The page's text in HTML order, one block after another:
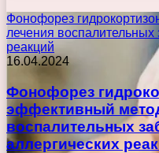
Фонофорез
лечения воспалительных
реакций
16.04.2024
Фонофорез
эффективный
воспалительных
аллергических